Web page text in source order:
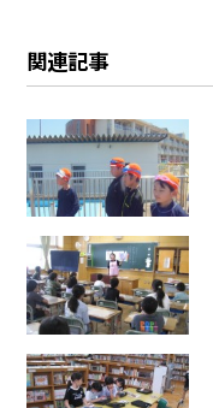
関連記事